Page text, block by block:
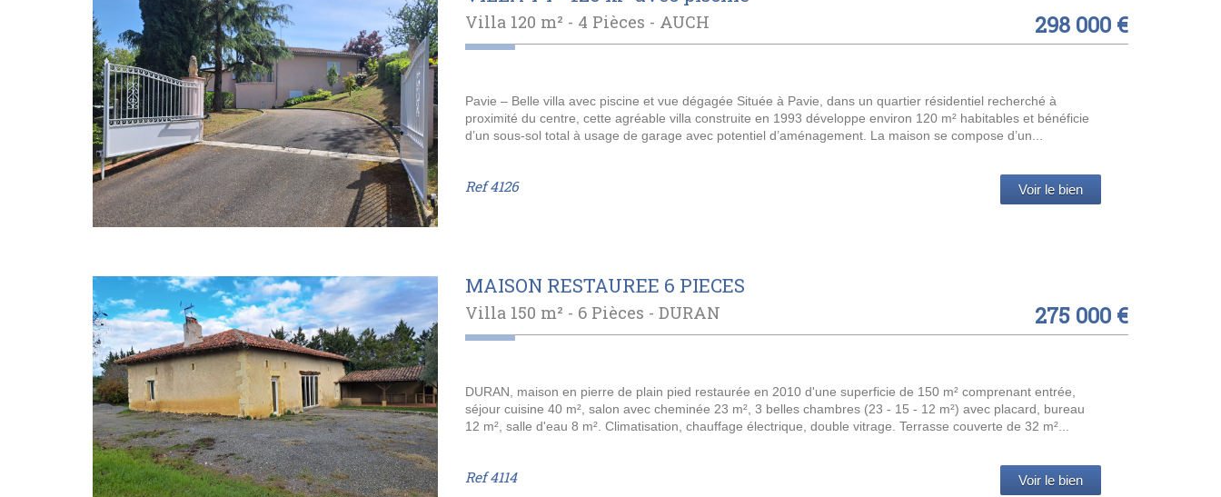
Villa 120 m² - 4 Pièces - AUCH 298 000 €
Pavie – Belle villa avec piscine et vue dégagée Située à Pavie, dans un quartier résidentiel recherché à
proximité du centre, cette agréable villa construite en 1993 développe environ 120 m² habitables et bénéficie
d’un sous-sol total à usage de garage avec potentiel d’aménagement. La maison se compose d’un...
Ref4126 Voir le bien
MAISON RESTAUREE 6 PIECES
Villa 150 m² - 6 Pièces - DURAN 275 000 €
DURAN, maison en pierre de plain pied restaurée en 2010 d'une superficie de 150 m² comprenant entrée,
séjour cuisine 40 m², salon avec cheminée 23 m², 3 belles chambres (23 - 15 - 12 m²) avec placard, bureau
12 m², salle d'eau 8 m². Climatisation, chauffage électrique, double vitrage. Terrasse couverte de 32 m²...
Ref4114 Voir le bien